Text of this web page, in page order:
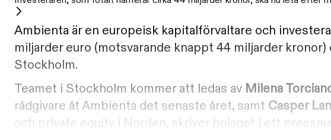
Ambienta är en europeisk kapitalförvaltare och
miljarder euro (motsvarande knappt 44 miljarder
Stockholm.
Teamet i Stockholm kommer att ledas av Milena
rådgivare åt Ambienta det senaste året, samt Casper
och private equity i Norden, skriver bolaget i ett